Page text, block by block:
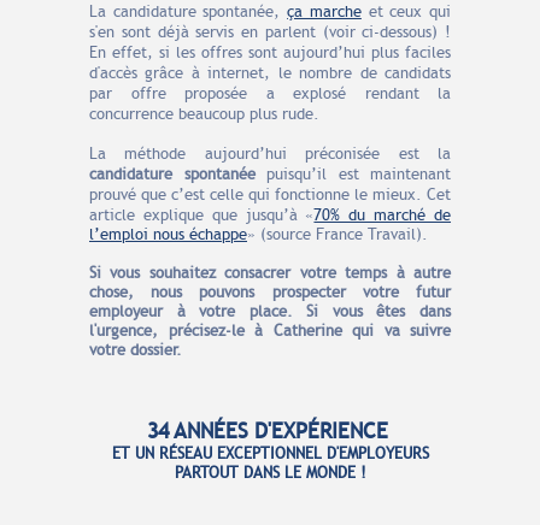
La candidature spontanée,ça marcheet ceux qui
s'en sont déjà servis en parlent (voir ci-dessous) !
En effet, si les offres sont aujourd’hui plus faciles
d'accès grâce à internet, le nombre de candidats
par offre proposée a explosé rendant la
concurrence beaucoup plus rude.
La méthode aujourd’hui préconisée est la
candidature spontanéepuisqu’il est maintenant
prouvé que c’est celle qui fonctionne le mieux. Cet
article explique que jusqu’à «70% du marché de
l’emploi nous échappe» (source France Travail).
Si vous souhaitez consacrer votre temps à autre
chose, nous pouvons prospecter votre futur
employeur à votre place. Si vous êtes dans
l'urgence, précisez-le à Catherine qui va suivre
votre dossier.
34 ANNÉES D'EXPÉRIENCE
ET UN RÉSEAU EXCEPTIONNEL D'EMPLOYEURS
PARTOUT DANS LE MONDE !